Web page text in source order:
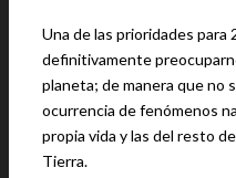
Una de las prioridades para
definitivamente
planeta; de manera que no
ocurrencia de fenómenos
propia vida y las del resto
Tierra.